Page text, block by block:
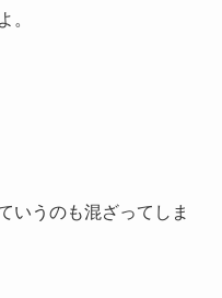
。
いうのも混ざってしま